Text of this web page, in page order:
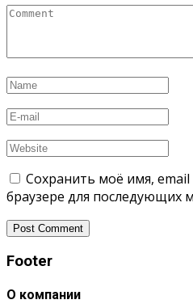
Сохранить моё имя, email
браузере для последующих
Footer
О компании